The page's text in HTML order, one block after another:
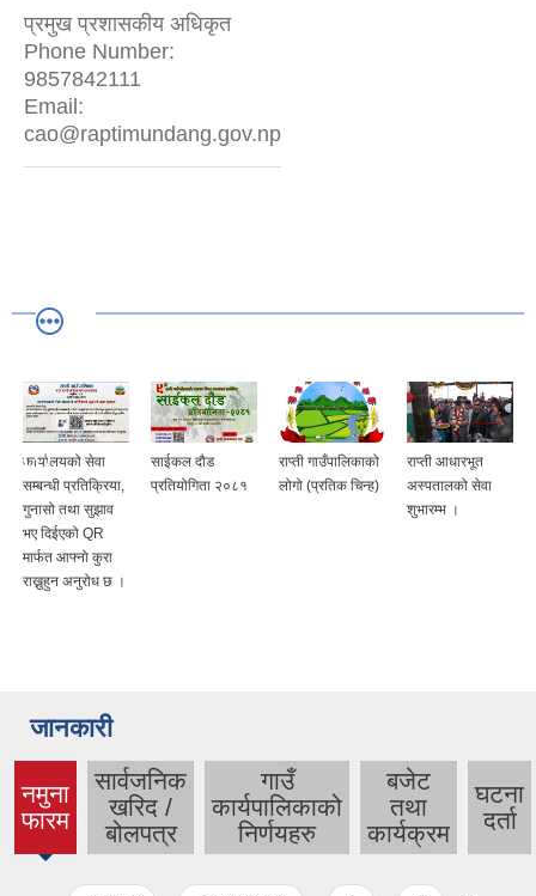
प्रमुख प्रशासकीय अधिकृत
Phone Number:
9857842111
Email:
cao@raptimundang.gov.np
साईकल दौड
प्रतियोगिता २०८१
राप्ती गाउँपालिकाको
लोगो (प्रतिक चिन्ह)
राप्ती आधारभूत
अस्पतालको सेवा
राप्ती गाउँपालिका र
भरतपुर
महानगरपालिका बिच
जानकारी
नमुना
फारम
(active
सार्वजनिक
खरिद /
बोलपत्र
गाउँ
कार्यपालिकाको
निर्णयहरु
बजेट
तथा
कार्यक्रम
घटना
दर्ता